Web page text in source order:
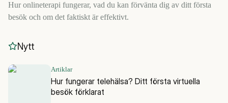
Hur onlineterapi fungerar, vad du kan förvänta dig av ditt första
besök och om det faktiskt är effektivt.
Nytt
Artiklar
Hur fungerar telehälsa? Ditt första virtuella
besök förklarat